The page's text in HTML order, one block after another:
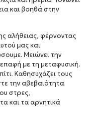
και βοηθά στην
αλήθειας, φέρνοντας
μας και
Μειώνει την
με τη μεταφυσική.
Καθησυχάζει τους
την αβεβαιότητα.
στρες,
και τα αρνητικά